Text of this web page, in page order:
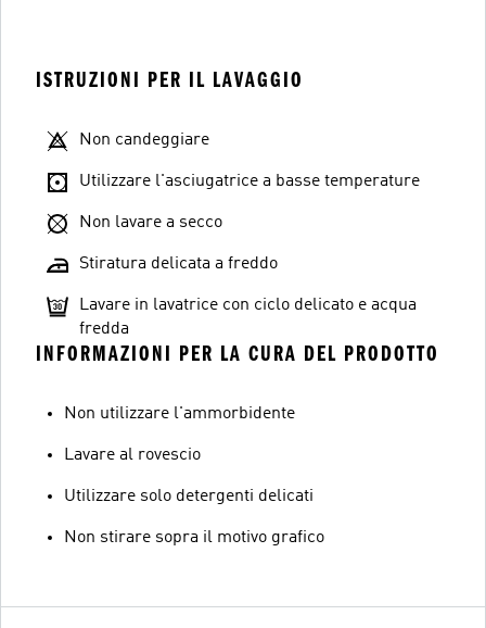
ISTRUZIONI PER IL LAVAGGIO
Non candeggiare
Utilizzare l'asciugatrice a basse temperature
Non lavare a secco
Stiratura delicata a freddo
Lavare in lavatrice con ciclo delicato e acqua
fredda
INFORMAZIONI PER LA CURA DEL PRODOTTO
Non utilizzare l'ammorbidente
Lavare al rovescio
Utilizzare solo detergenti delicati
Non stirare sopra il motivo grafico